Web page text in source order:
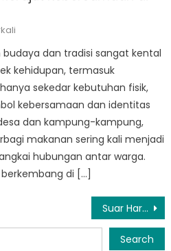
dan tradisi sangat kental
kehidupan, termasuk
sekedar kebutuhan fisik,
kebersamaan dan identitas
dan kampung-kampung,
makanan sering kali menjadi
hubungan antar warga.
di […]
Suar Harapan Bunaken: Bagaimana BPBD Menginspirasi Masyarakat Lain untuk Membangun Ketahanan
Search